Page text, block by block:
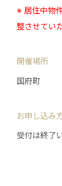
※ 居住中物
整させてい
開催場所
国府町
お申し込み
受付は終了